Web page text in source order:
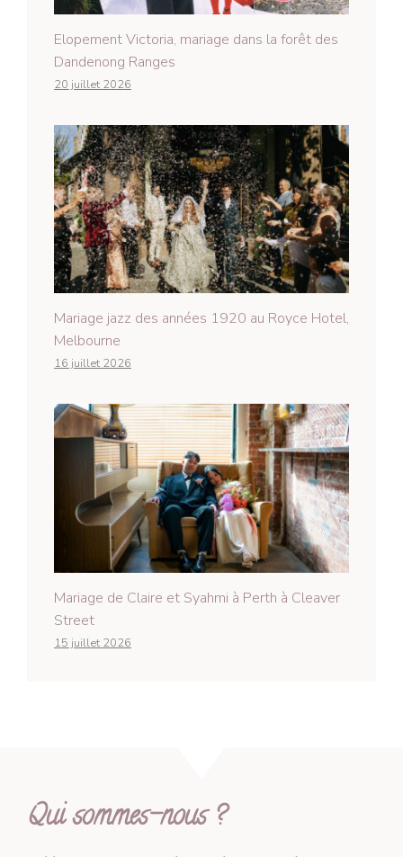
Elopement Victoria, mariage dans la forêt des
Dandenong Ranges
20 juillet 2026
Mariage jazz des années 1920 au Royce Hotel,
Melbourne
16 juillet 2026
Mariage de Claire et Syahmi à Perth à Cleaver
Street
15 juillet 2026
Qui sommes-nous ?